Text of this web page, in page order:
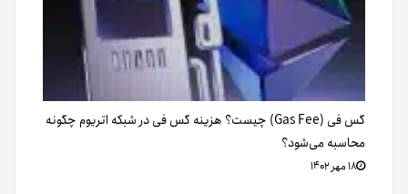
گس فی (Gas Fee) چیست؟ هزینه گس فی در شبکه اتریوم چگونه
محاسبه می‌شود؟
۱۸ مهر ۱۴۰۲